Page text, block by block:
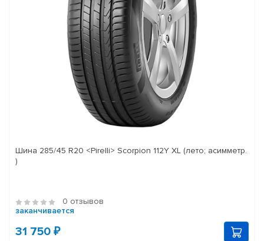
Шина 285/45 R20 <Pirelli> Scorpion 112Y XL (лето; асимметр.
)
0 отзывов
заканчивается
31 750 ₽